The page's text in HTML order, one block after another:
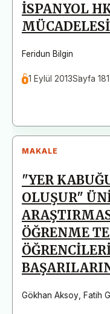
İSPANYOL
Feridun Bilgin
1 Eylül 2013Sayfa
MAKALE
"YER
OLUŞUR"
ÖĞRENME
Gökhan Aksoy Fatih